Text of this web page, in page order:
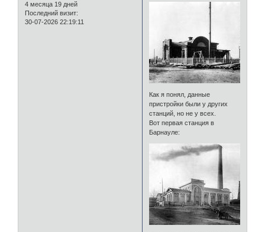
4 месяца 19 дней
Последний визит:
30-07-2026 22:19:11
Как я понял, данные
пристройки были у других
станций, но не у всех.
Вот первая станция в
Барнауле: